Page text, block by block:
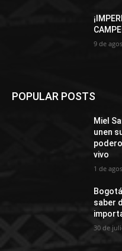
9 de
POPULAR POSTS
Miel
unen
vivo
1 de
saber
30 de